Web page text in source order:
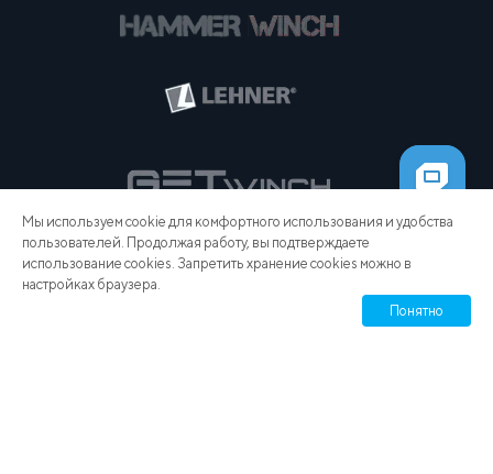
Мы используем cookie для комфортного использования и удобства
пользователей. Продолжая работу, вы подтверждаете
использование cookies. Запретить хранение cookies можно в
настройках браузера.
Понятно